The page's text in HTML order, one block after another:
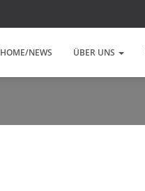
HOME/NEWS ÜBER UNS